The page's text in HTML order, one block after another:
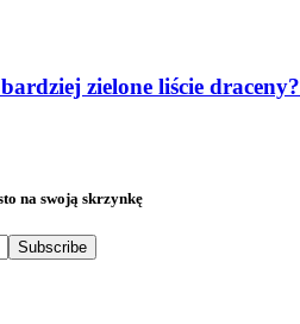
zielone liście
na swoją skrzynkę
Subscribe